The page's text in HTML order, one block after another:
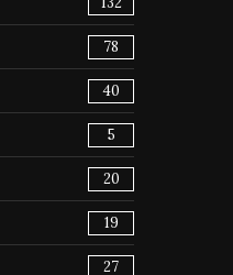
78
40
5
20
19
27